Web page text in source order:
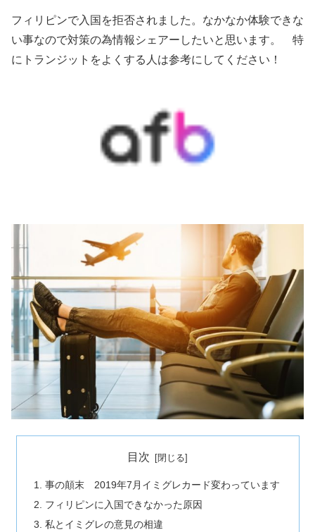
フィリピンで入国を拒否されました。なかなか体験できな
い事なので対策の為情報シェアーしたいと思います。 特
にトランジットをよくする人は参考にしてください！
目次
事の顛末 2019年7月イミグレカード変わっています
フィリピンに入国できなかった原因
私とイミグレの意見の相違